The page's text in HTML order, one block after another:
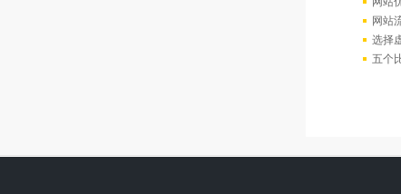
网站
选择
五个